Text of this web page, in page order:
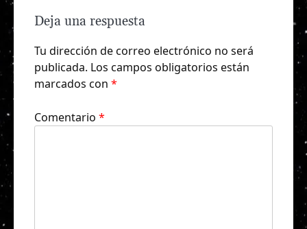
Deja una respuesta
Tu dirección de correo electrónico no será
publicada. Los campos obligatorios están
marcados con *
Comentario *